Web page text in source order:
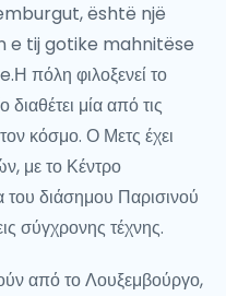
pamjesh të
natyrore me
dhe urat mesjetare të
pamje mahnitëse mbi
e vendosur
pikat më të njohura,
të fshatrave përreth.
fshatra dhe vreshta të
dashamirët e verës
është një
tij gotike mahnitëse
πόλη φιλοξενεί το
μία από τις
κόσμο. Ο Μετς έχει
με το Κέντρο
διάσημου Παρισινού
σύγχρονης τέχνης.
από το Λουξεμβούργο,